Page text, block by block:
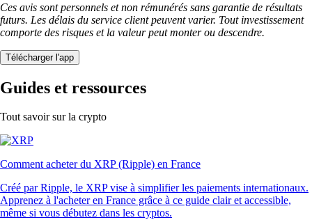
Ces avis sont personnels et non rémunérés sans garantie de résultats
futurs. Les délais du service client peuvent varier. Tout investissement
comporte des risques et la valeur peut monter ou descendre.
Télécharger l'app
Guides et ressources
Tout savoir sur la crypto
Comment acheter du XRP (Ripple) en France
Créé par Ripple, le XRP vise à simplifier les paiements internationaux.
Apprenez à l'acheter en France grâce à ce guide clair et accessible,
même si vous débutez dans les cryptos.